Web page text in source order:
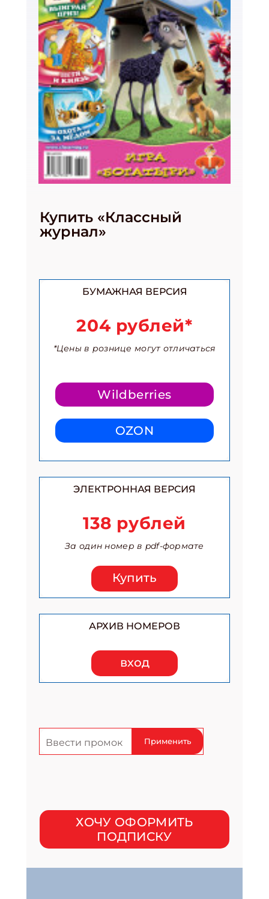
Купить «Классный
журнал»
БУМАЖНАЯ ВЕРСИЯ
204 рублей*
*Цены в рознице могут отличаться
Wildberries
OZON
ЭЛЕКТРОННАЯ ВЕРСИЯ
138 рублей
За один номер в pdf-формате
Купить
АРХИВ НОМЕРОВ
вход
Применить
ХОЧУ ОФОРМИТЬ
ПОДПИСКУ